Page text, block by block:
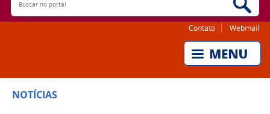
Contato Webmail
NOTÍCIAS